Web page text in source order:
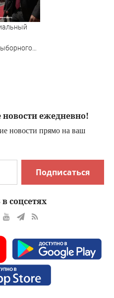
ежедневно!
новости прямо на ваш
Подписаться
соцсетях